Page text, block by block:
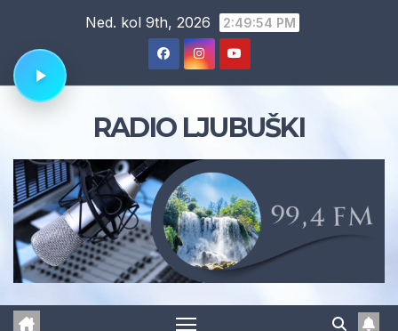
content
Ned. kol 9th, 2026 2:49:55 PM
RADIO LJUBUŠKI